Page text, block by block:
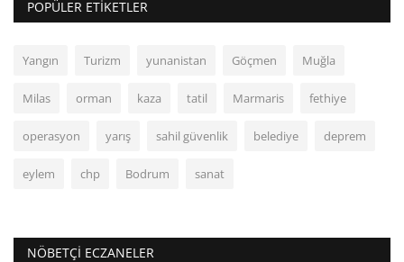
POPÜLER ETIKETLER
Yangın Turizm yunanistan Göçmen Muğla
Milas orman kaza tatil Marmaris fethiye
operasyon yarış sahil güvenlik belediye deprem
eylem chp Bodrum sanat
NÖBETÇI ECZANELER